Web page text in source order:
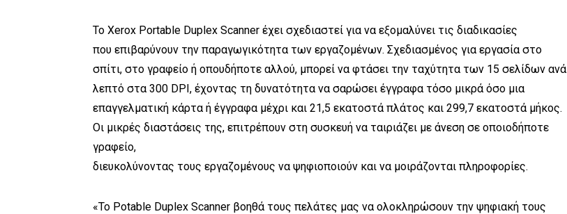
To Xerox Portable Duplex Scanner έχει σχεδιαστεί για να εξομαλύνει τις διαδικασίες
που επιβαρύνουν την παραγωγικότητα των εργαζομένων. Σχεδιασμένος για εργασία στο
σπίτι, στο γραφείο ή οπουδήποτε αλλού, μπορεί να φτάσει την ταχύτητα των 15 σελίδων ανά
λεπτό στα 300 DPI, έχοντας τη δυνατότητα να σαρώσει έγγραφα τόσο μικρά όσο μια
επαγγελματική κάρτα ή έγγραφα μέχρι και 21,5 εκατοστά πλάτος και 299,7 εκατοστά μήκος.
Οι μικρές διαστάσεις της, επιτρέπουν στη συσκευή να ταιριάζει με άνεση σε οποιοδήποτε
γραφείο,
διευκολύνοντας τους εργαζομένους να ψηφιοποιούν και να μοιράζονται πληροφορίες.
«Το Potable Duplex Scanner βοηθά τους πελάτες μας να ολοκληρώσουν την ψηφιακή τους